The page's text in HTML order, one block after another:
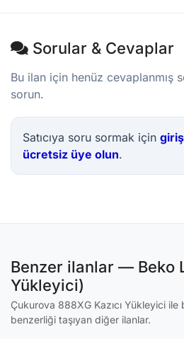
Sorular & Cevaplar
Bu ilan için henüz cevaplanmış
sorun.
Satıcıya soru sormak için
ücretsiz üye olun.
Benzer ilanlar — Beko
Yükleyici)
Çukurova 888XG Kazıcı Yükleyici ile
benzerliği taşıyan diğer ilanlar.